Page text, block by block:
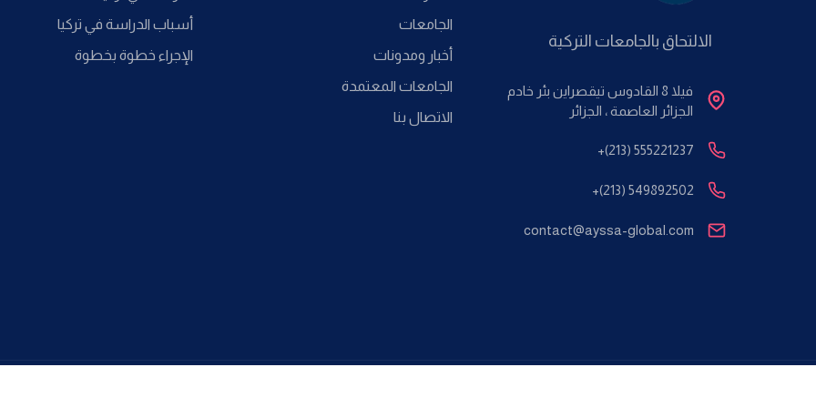
الالتحاق بالجامعات التركية
فيلا 8 القادوس تيقصراين بئر خادم
الجزائر العاصمة ، الجزائر
+(213) 555221237
+(213) 549892502
contact@ayssa-global.com
الجامعات
أخبار ومدونات
الجامعات المعتمدة
الاتصال بنا
أسباب الدراسة في تركيا
الإجراء خطوة بخطوة